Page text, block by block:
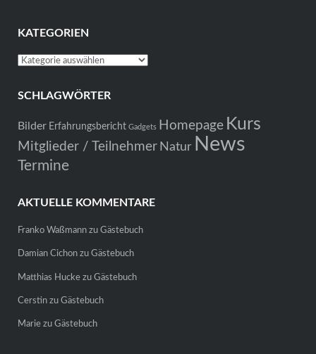
KATEGORIEN
Kategorien
SCHLAGWÖRTER
Bilder Erfahrungsbericht Gadgets Homepage Kurs
Mitglieder / Teilnehmer Natur News
Termine
AKTUELLE KOMMENTARE
Franko Waßmannzu Gästebuch
Damian Cichonzu Gästebuch
Matthias Huckezu Gästebuch
Cerstinzu Gästebuch
Mariezu Gästebuch